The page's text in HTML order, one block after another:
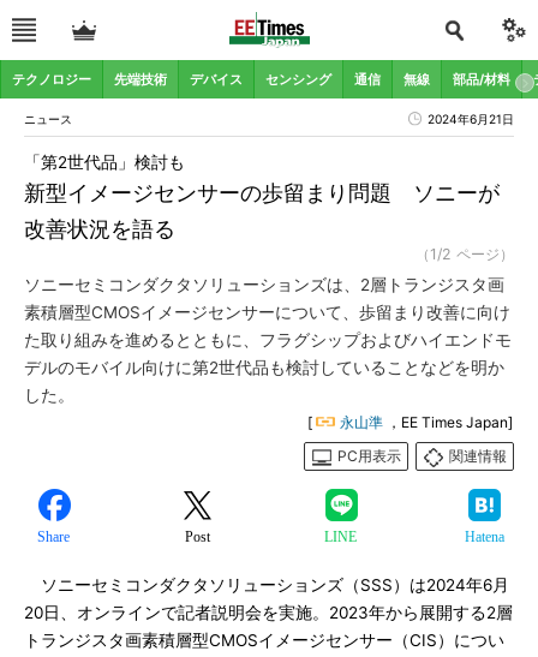
テクノロジー 先端技術 デバイス センシング 通信 無線 部品/材料
ニュース 2024年6月21日
新型イメージセンサーの歩留まり問題 ソニーが
改善状況を語る
「第2世代品」検討も
（1/2 ページ）
ソニーセミコンダクタソリューションズは、2層トランジスタ画
素積層型CMOSイメージセンサーについて、歩留まり改善に向け
た取り組みを進めるとともに、フラグシップおよびハイエンドモ
デルのモバイル向けに第2世代品も検討していることなどを明か
した。
[ 永山準 ，EE Times Japan]
PC用表示
関連情報
Share Post LINE Hatena
ソニーセミコンダクタソリューションズ（SSS）は2024年6月
20日、オンラインで記者説明会を実施。2023年から展開する2層
トランジスタ画素積層型CMOSイメージセンサー（CIS）につい